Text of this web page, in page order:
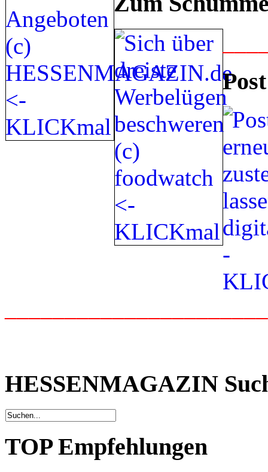
HESSENMAGAZIN
TOP Empfehlungen